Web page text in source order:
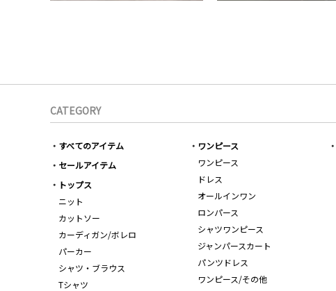
CATEGORY
すべてのアイテム
セールアイテム
トップス
ニット
カットソー
カーディガン/ボレロ
パーカー
シャツ・ブラウス
Tシャツ
ワンピース
ワンピース
ドレス
オールインワン
ロンパース
シャツワンピース
ジャンパースカート
パンツドレス
ワンピース/その他